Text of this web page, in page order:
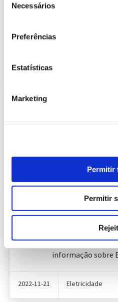
Necessários
Preferências
Estatísticas
Marketing
Permitir
Permitir
258.75 Kb 2025
2021
informação sobre
Eletricidade
Informação
Publicação com
informação sobre
2022-11-21 Eletricidade